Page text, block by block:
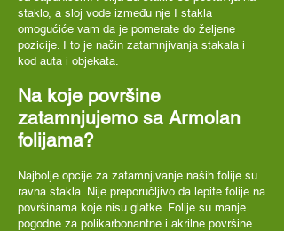
staklo, a sloj vode između nje I stakla
omogućiće vam da je pomerate do željene
pozicije. I to je način zatamnjivanja stakala i
kod auta i objekata.
Na koje površine
zatamnjujemo sa Armolan
folijama?
Najbolje opcije za zatamnjivanje naših folije su
ravna stakla. Nije preporučljivo da lepite folije na
površinama koje nisu glatke. Folije su manje
pogodne za polikarbonantne i akrilne površine.